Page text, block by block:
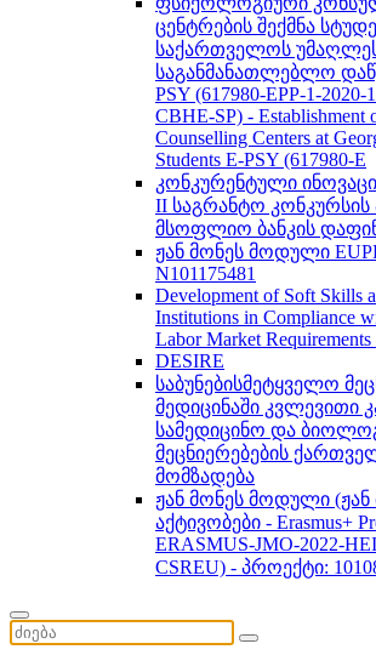
ცენტრების შექმნა
საქართველოს
საგანმანათლებლო
PSY (617980-EPP-1-
CBHE-SP) - Establishment
Counselling Centers at
Students E-PSY (617980-E
კონკურენტული
II საგრანტო
მსოფლიო ბანკის
ჟან მონეს მოდული
N101175481
Development of Soft Skills
Institutions in Compliance
Labor Market
DESIRE
საბუნებისმეტყველო
მედიცინაში კვლევითი
სამედიცინო და
მეცნიერებების
მომზადება
ჟან მონეს მოდული (ჟან
აქტივობები - Erasmus+
ERASMUS-JMO-2022-
CSREU) - პროექტი: